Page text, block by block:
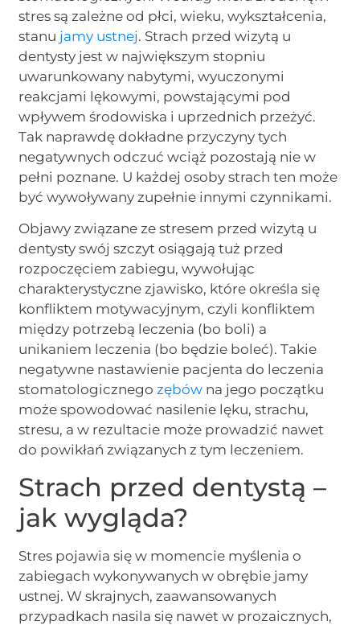
stres są zależne od płci, wieku, wykształcenia,
stanu jamy ustnej. Strach przed wizytą u
dentysty jest w największym stopniu
uwarunkowany nabytymi, wyuczonymi
reakcjami lękowymi, powstającymi pod
wpływem środowiska i uprzednich przeżyć.
Tak naprawdę dokładne przyczyny tych
negatywnych odczuć wciąż pozostają nie w
pełni poznane. U każdej osoby strach ten może
być wywoływany zupełnie innymi czynnikami.
Objawy związane ze stresem przed wizytą u
dentysty swój szczyt osiągają tuż przed
rozpoczęciem zabiegu, wywołując
charakterystyczne zjawisko, które określa się
konfliktem motywacyjnym, czyli konfliktem
między potrzebą leczenia (bo boli) a
unikaniem leczenia (bo będzie boleć). Takie
negatywne nastawienie pacjenta do leczenia
stomatologicznegozębów na jego początku
może spowodować nasilenie lęku, strachu,
stresu, a w rezultacie może prowadzić nawet
do powikłań związanych z tym leczeniem.
Strach przed dentystą –
jak wygląda?
Stres pojawia się w momencie myślenia o
zabiegach wykonywanych w obrębie jamy
ustnej. W skrajnych, zaawansowanych
przypadkach nasila się nawet w prozaicznych,